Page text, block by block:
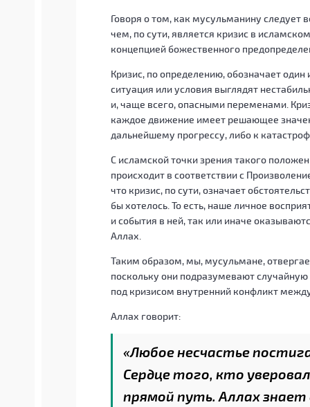
Говоря о том, как мусульманину следует
чем, по сути, является кризис в
концепцией божественного
Кризис, по определению, обозначает
ситуация или условия выглядят
и, чаще всего, опасными переменами.
каждое движение имеет решающее
дальнейшему прогрессу, либо к
С исламской точки зрения такого
происходит в соответствии с
что кризис, по сути, означает
бы хотелось. То есть, наше личное
и события в ней, так или иначе
Аллах.
Таким образом, мы, мусульмане,
поскольку они подразумевают
под кризисом внутренний конфликт
Аллах говорит:
«Любое несчастье
Сердце того, кто
прямой путь. Аллах